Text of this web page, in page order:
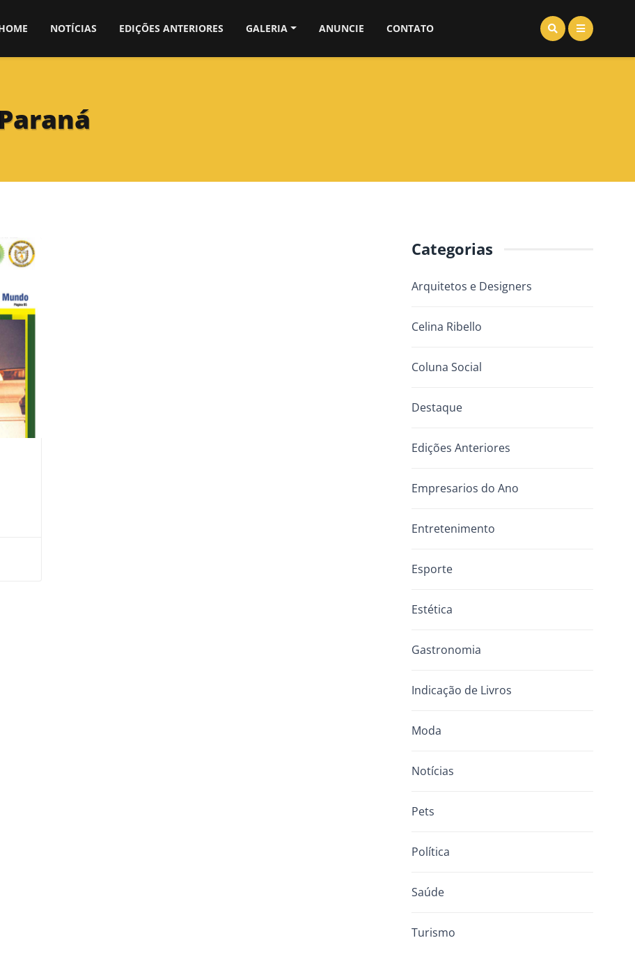
NOTÍCIAS EDIÇÕES ANTERIORES GALERIA ANUNCIE CONTATO
Categorias
Arquitetos e Designers
Celina Ribello
Coluna Social
Destaque
Edições Anteriores
Empresarios do Ano
Entretenimento
Esporte
Estética
Gastronomia
Indicação de Livros
Moda
Notícias
Pets
Política
Saúde
Turismo